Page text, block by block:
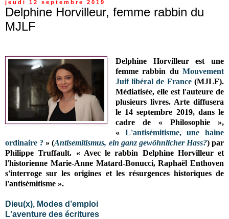
jeudi 12 septembre 2019
Delphine Horvilleur, femme rabbin du
MJLF
Delphine Horvilleur est une
femme rabbin du Mouvement
Juif libéral de France(MJLF).
Médiatisée, elle est l'auteure de
plusieurs livres. Arte diffusera
le 14 septembre 2019, dans le
cadre de « Philosophie »,
« L'antisémitisme, une haine
ordinaire ? » (Antisemitismus, ein ganz gewöhnlicher Hass?) par
Philippe Truffault. « Avec le rabbin Delphine Horvilleur et
l'historienne Marie-Anne Matard-Bonucci, Raphaël Enthoven
s'interroge sur les origines et les résurgences historiques de
l'antisémitisme ».
Dieu(x), Modes d’emploi
L'aventure des écritures